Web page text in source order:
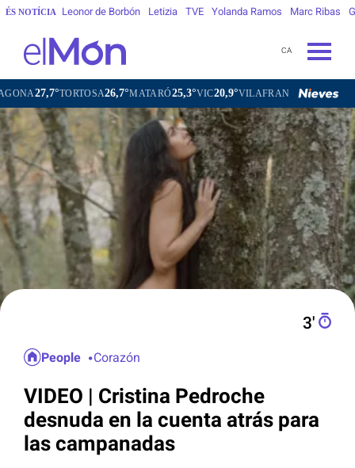
ÉS NOTÍCIA Leonor de Borbón Letizia TVE Yolanda Ramos Marc Ribas
CA
27,7°TORTOSA26,7°MATARÓ25,3°VIC20,9°VILAFRANCA DEL PENEDÈS
3′
People Corazón
VIDEO | Cristina Pedroche
desnuda en la cuenta atrás para
las campanadas